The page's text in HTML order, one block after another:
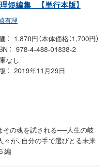
短編集
【単行本版】
有理
1,870円（本体価格：1,700円）
978-4-488-01838-2
なし
2019年11月29日
その魂を試される──人生の岐
々が、自分の手で選びとる未来
編